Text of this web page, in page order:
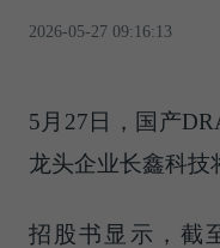
2026-05-27 09:16:13
5月27日，国产
龙头企业长鑫科技
招股书显示，截